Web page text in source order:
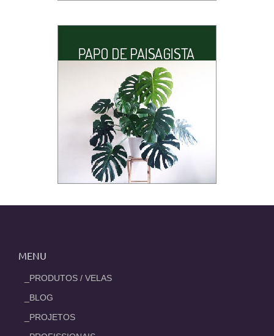
MENU
_PRODUTOS / VELAS
_BLOG
_PROJETOS